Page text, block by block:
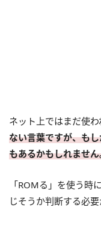
ネット上ではまだ使わ
ない言葉ですが、も
もあるかもしれませ
「ROMる」を使う時
じそうか判断する必要